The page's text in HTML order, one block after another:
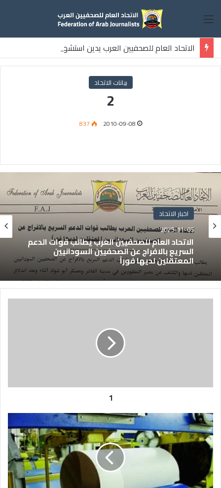
القائمة
الاتحاد العام للصحفيين العرب يدين استشهاد
ثلاثة صحفيين فلسطينيين باستهداف إسرائيلي وسط قطاع غزة
بيانات الاتحاد
2
2010-09-08
837
اخبار الاتحاد
2025-11-05
الاتحاد العام للصحفيين العرب يطالب قوات الدعم
السريع بالافراج عن الصحفيين السودانيين
المعتقلين لديها فوراً
1